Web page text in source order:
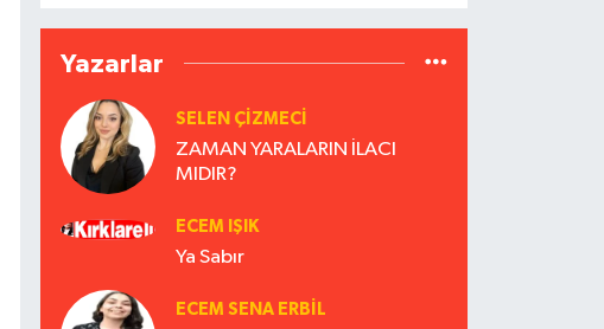
Yazarlar
SELEN ÇİZMECİ
ZAMAN YARALARIN İLACI
MIDIR?
ECEM IŞIK
Ya Sabır
ECEM SENA ERBIL